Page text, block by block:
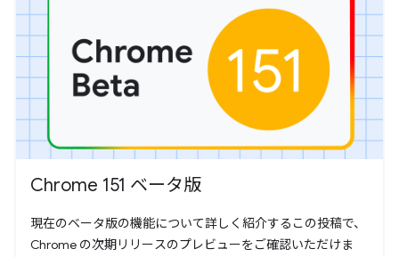
Chrome 151 ベータ版
現在のベータ版の機能について詳しく紹介するこの投稿で、
Chrome の次期リリースのプレビューをご確認いただけま